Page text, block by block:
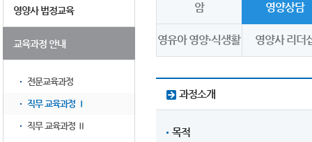
영양사 법정교육
교육과정 안내
전문교육과정
직무 교육과정 Ⅰ
직무 교육과정 Ⅱ
암 영양상담
영유아 영양·식생활 영양사 리더
과정소개
목적